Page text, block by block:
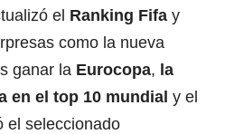
el Ranking Fifa y
como la nueva
ganar la Eurocopa, la
en el top 10 mundial y el
el seleccionado